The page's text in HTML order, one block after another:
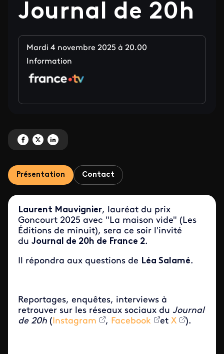
Journal de 20h
Mardi 4 novembre 2025 à 20.00
Information
Partagez 'Laurent Mauvignier <br> Invité du Journal de 20h' sur Facebook
Partagez 'Laurent Mauvignier <br> Invité du Journal de 20h' sur X
Partagez 'Laurent Mauvignier <br> Invité du Journal de 20h' sur
Présentation Contact
Laurent Mauvignier, lauréat du prix
Goncourt 2025 avec "La maison vide" (Les
Éditions de minuit), sera ce soir l'invité
du Journal de 20h de France 2.
Il répondra aux questions de Léa Salamé.
Reportages, enquêtes, interviews à
retrouver sur les réseaux sociaux du Journal
de 20h (Instagram , Facebook et X ).